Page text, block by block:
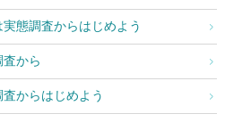
態調査からはじめよう
から
からはじめよう